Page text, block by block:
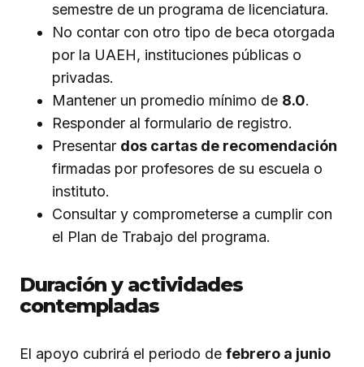
semestre de un programa de licenciatura.
No contar con otro tipo de beca otorgada
por la UAEH, instituciones públicas o
privadas.
Mantener un promedio mínimo de 8.0.
Responder al formulario de registro.
Presentar dos cartas de recomendación
firmadas por profesores de su escuela o
instituto.
Consultar y comprometerse a cumplir con
el Plan de Trabajo del programa.
Duración y actividades
contempladas
El apoyo cubrirá el periodo de febrero a junio